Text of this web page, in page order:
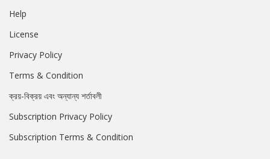
Help
License
Privacy Policy
Terms & Condition
ক্রয়-বিক্রয় এবং অন্যান্য শর্তাবলী
Subscription Privacy Policy
Subscription Terms & Condition